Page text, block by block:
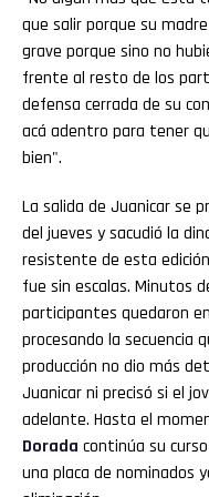
que salir porque su
grave porque sino no
frente al resto de los
defensa cerrada de su
acá adentro para tener
bien".
La salida de Juanicar se
del jueves y sacudió la
resistente de esta
fue sin escalas. Minutos
participantes quedaron
procesando la secuencia
producción no dio más
Juanicar ni precisó si el
adelante. Hasta el
Dorada continúa su
una placa de nominados